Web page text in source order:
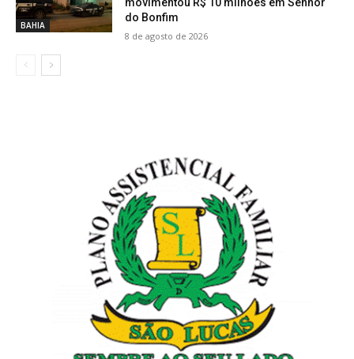
BAHIA
do Bonfim
8 de agosto de 2026